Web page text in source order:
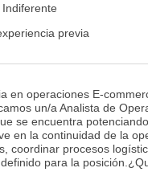
previa
en operaciones E-
un/a Analista de
se encuentra
en la continuidad de la
coordinar procesos
para la